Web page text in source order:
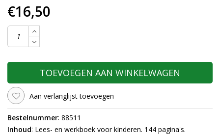
€16,50
TOEVOEGEN AAN WINKELWAGEN
Aan verlanglijst toevoegen
Bestelnummer: 88511
Inhoud: Lees- en werkboek voor kinderen. 144 pagina's.